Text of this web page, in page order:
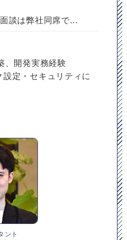
談は弊社同席で...
、開発実務経験
設定・セキュリティに
ント